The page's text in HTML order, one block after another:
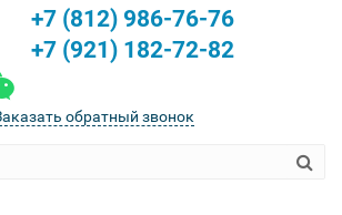
+7 (812) 986-76-76
+7 (921) 182-72-82
обратный звонок